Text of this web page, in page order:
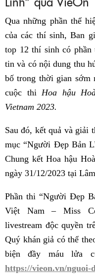
Qua những phần thể
của các thí sinh, Ban
top 12 thí sinh có
tin và có nội dung thu
bố trong thời gian sớm
cuộc thi Hoa hậu
Vietnam 2023.
Sau đó, kết quả và giải
mục “Người Đẹp Bản
Chung kết Hoa hậu
ngày 31/12/2023 tại
Phần thi “Người Đẹp
Việt Nam – Miss
livestream độc quyền
Quý khán giả có thể
biện đầy máu lửa
https://vieon.vn/nguoi-